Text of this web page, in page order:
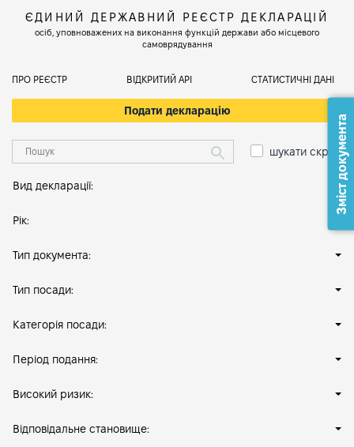
ЄДИНИЙ ДЕРЖАВНИЙ РЕЄСТР ДЕКЛАРАЦІЙ
осіб, уповноважених на виконання функцій держави або місцевого
самоврядування
ПРО РЕЄСТР ВІДКРИТИЙ АРІ СТАТИСТИЧНІ ДАНІ
Подати декларацію
шукати скрізь
Вид декларації:
Рік:
Тип документа:
Тип посади:
Категорія посади:
Період подання:
Високий ризик:
Відповідальне становище:
Зміст документа